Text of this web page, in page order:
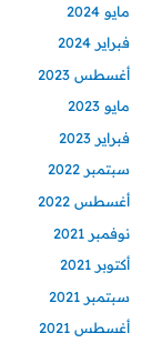
مايو 2024
فبراير 2024
أغسطس 2023
مايو 2023
فبراير 2023
سبتمبر 2022
أغسطس 2022
نوفمبر 2021
أكتوبر 2021
سبتمبر 2021
أغسطس 2021